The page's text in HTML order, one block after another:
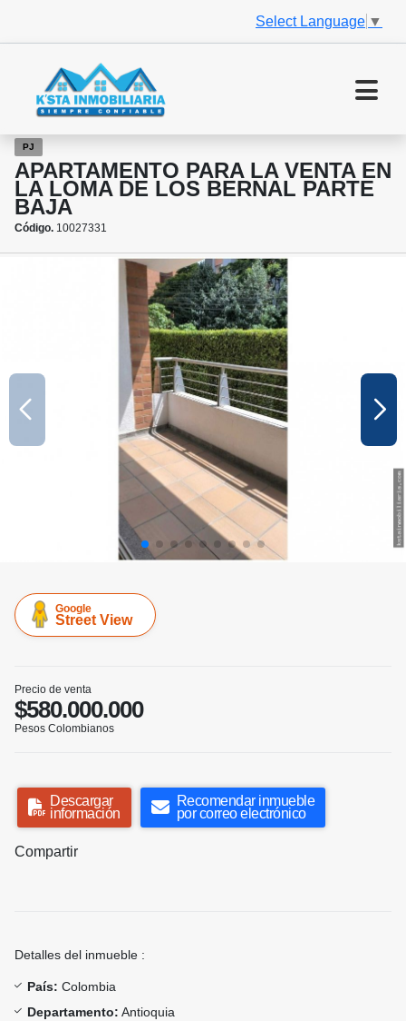
Select Language ▼
PJ
APARTAMENTO PARA LA VENTA EN
LA LOMA DE LOS BERNAL PARTE
BAJA
Código. 10027331
Google
Street View
Precio de venta
$580.000.000
Pesos Colombianos
Descargar
información
Recomendar inmueble
por correo electrónico
Compartir
Detalles del inmueble :
País: Colombia
Departamento: Antioquia